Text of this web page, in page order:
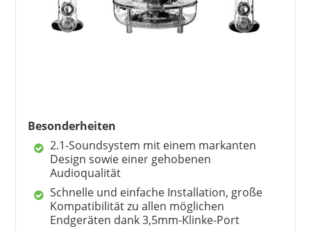
Besonderheiten
2.1-Soundsystem mit einem markanten
Design sowie einer gehobenen
Audioqualität
Schnelle und einfache Installation, große
Kompatibilität zu allen möglichen
Endgeräten dank 3,5mm-Klinke-Port